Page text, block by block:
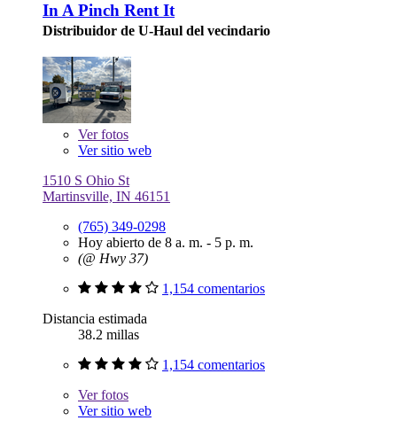
In A Pinch Rent It
Distribuidor de U-Haul del vecindario
Verfotos
Ver sitio web
1510 S Ohio St
Martinsville, IN 46151
(765) 349-0298
Hoy abierto de 8 a. m. - 5 p. m.
(@ Hwy 37)
1,154 comentarios
Distancia estimada
38.2 millas
1,154 comentarios
Verfotos
Ver sitio web